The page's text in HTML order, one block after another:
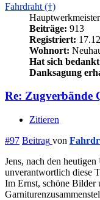
Fahrdraht (†)
Hauptwerkmeister
Beiträge: 913
Registriert:
Wohnort:
Hat sich
Danksagung
Re: Zugverbände
Zitieren
#97 Beitrag von
Jens, nach den
unverantwortlich diese
Im Ernst, schöne Bilder